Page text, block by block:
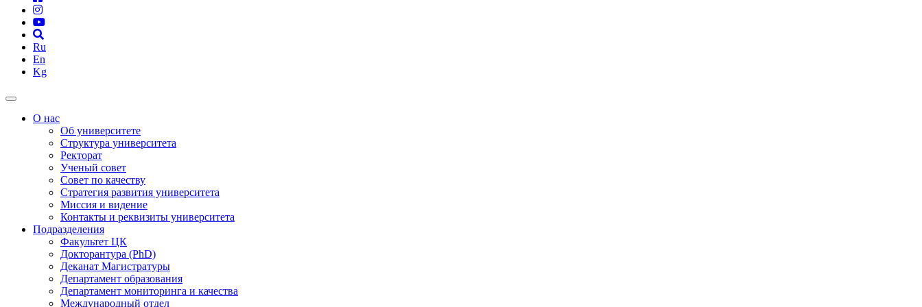
Ru
En
Kg
О нас
Об университете
Структура университета
Ректорат
Ученый совет
Совет по качеству
Стратегия развития университета
Миссия и видение
Контакты и реквизиты университета
Подразделения
Факультет ЦК
Докторантура (PhD)
Деканат Магистратуры
Департамент образования
Департамент мониторинга и качества
Международный отдел